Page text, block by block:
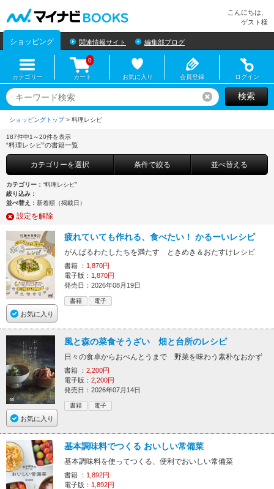
こんにちは、
ゲスト様
ショッピング 関連情報サイト 編集部ブログ
カテゴリー カート
0
お気に入り 会員登録 ログイン
リセット検索
ショッピングトップ>
187件中1～20件を表示
“料理レシピ”の書籍一覧
カテゴリーを選択 条件で絞る 並べ替える
カテゴリー： “料理レシピ”
絞り込み：
並べ替え： 新着順（掲載日）
設定を解除
お気に入り
疲れていても作れる、食べたい！ かるーいレシピ
がんばるわたしたちを満たす ときめき＆おたすけレシピ
書籍 ： 1,870円
電子版： 1,870円
発売日：2026年08月19日
書籍 電子
お気に入り
風と森の菜食そうざい 畑と台所のレシピ
日々の食卓からおべんとうまで 野菜を味わう素朴なおかず
書籍 ： 2,200円
電子版： 2,200円
発売日：2026年07月14日
書籍 電子
基本調味料でつくる おいしい常備菜
基本調味料を使ってつくる、便利でおいしい常備菜
書籍 ： 1,892円
電子版： 1,892円